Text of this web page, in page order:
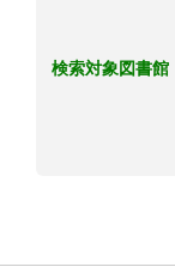
検索対象図書館